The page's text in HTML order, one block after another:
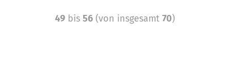
49 bis 56 (von insgesamt 70)